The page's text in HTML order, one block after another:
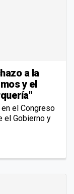
a la
y el
el Congreso
el Gobierno y